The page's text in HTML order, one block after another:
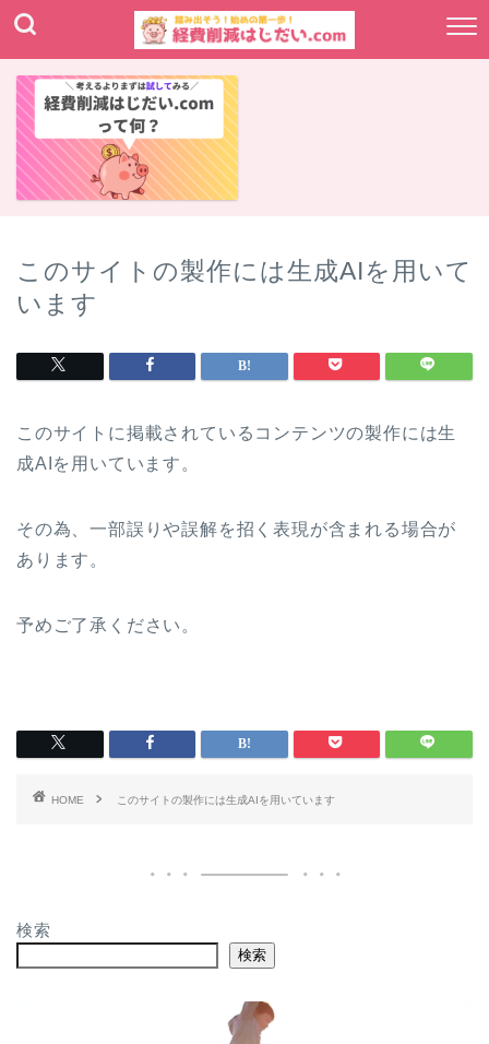
このサイトの製作には生成AIを用いて
います
このサイトに掲載されているコンテンツの製作には生
成AIを用いています。
その為、一部誤りや誤解を招く表現が含まれる場合が
あります。
予めご了承ください。
HOME このサイトの製作には生成AIを用いています
検索
検索